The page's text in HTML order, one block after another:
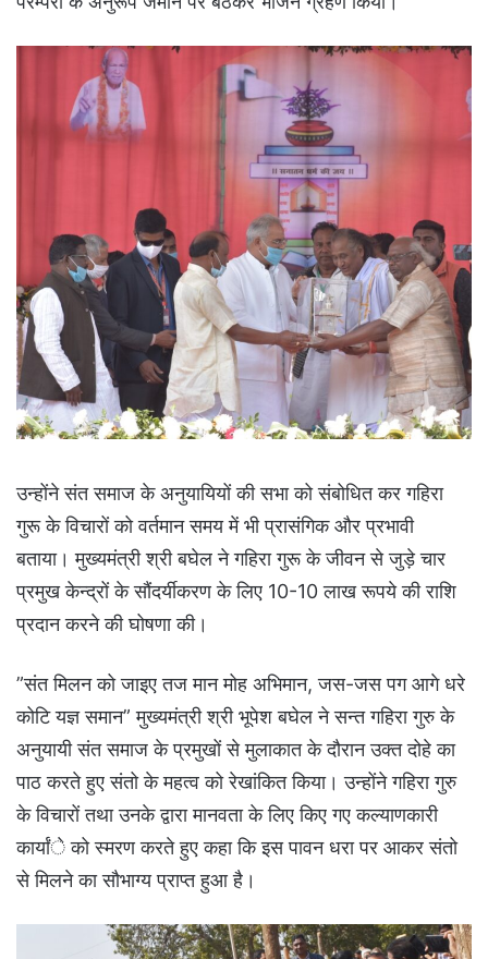
उन्होंने संत समाज के अनुयायियों की सभा को संबोधित कर गहिरा
गुरू के विचारों को वर्तमान समय में भी प्रासंगिक और प्रभावी
बताया। मुख्यमंत्री श्री बघेल ने गहिरा गुरू के जीवन से जुड़े चार
प्रमुख केन्द्रों के सौंदर्यीकरण के लिए 10-10 लाख रूपये की राशि
प्रदान करने की घोषणा की।
”संत मिलन को जाइए तज मान मोह अभिमान, जस-जस पग आगे धरे
कोटि यज्ञ समान” मुख्यमंत्री श्री भूपेश बघेल ने सन्त गहिरा गुरु के
अनुयायी संत समाज के प्रमुखों से मुलाकात के दौरान उक्त दोहे का
पाठ करते हुए संतो के महत्व को रेखांकित किया। उन्होंने गहिरा गुरु
के विचारों तथा उनके द्वारा मानवता के लिए किए गए कल्याणकारी
कार्यांे को स्मरण करते हुए कहा कि इस पावन धरा पर आकर संतो
से मिलने का सौभाग्य प्राप्त हुआ है।